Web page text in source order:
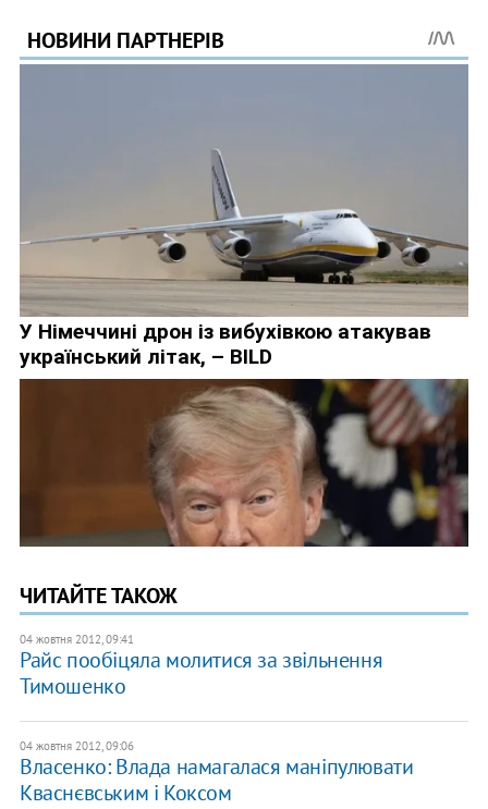
ЧИТАЙТЕ ТАКОЖ
04 жовтня 2012, 09:41
Райс пообіцяла молитися за звільнення
Тимошенко
04 жовтня 2012, 09:06
Власенко: Влада намагалася маніпулювати
Кваснєвським і Коксом